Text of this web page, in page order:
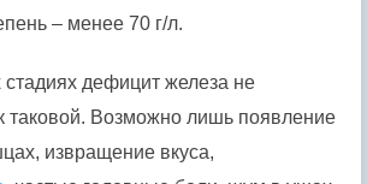
– менее 70 г/л.
дефицит железа не
таковой. Возможно лишь появление
извращение вкуса,